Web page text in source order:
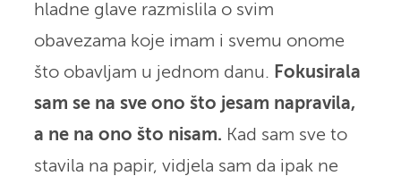
hladne glave razmislila o svim
obavezama koje imam i svemu onome
što obavljam u jednom danu. Fokusirala
sam se na sve ono što jesam napravila,
a ne na ono što nisam. Kad sam sve to
stavila na papir, vidjela sam da ipak ne